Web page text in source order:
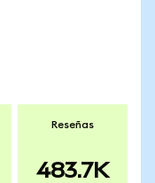
Reseñas
483.7K